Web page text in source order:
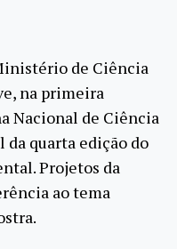
de Ciência
na primeira
Nacional de Ciência
da quarta edição do
Projetos da
ao tema